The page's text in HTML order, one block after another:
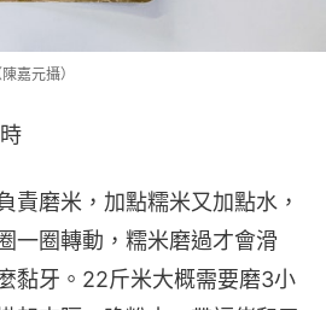
嘉元攝）
責磨米，加點糯米又加點水，
一圈轉動，糯米磨過才會滑
黏牙。22斤米大概需要磨3小